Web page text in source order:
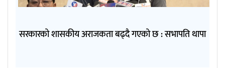
सरकारको शासकीय अराजकता बढ्दै गएको छ : सभापति थापा